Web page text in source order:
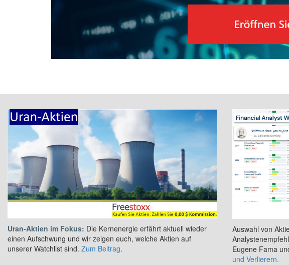
Uran-Aktien im Fokus: Die Kernenergie erfährt aktuell wieder
einen Aufschwung und wir zeigen euch, welche Aktien auf
unserer Watchlist sind. Zum Beitrag.
Auswahl von
Eugene Fama
und Verlierern.